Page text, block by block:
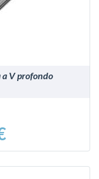
a V profondo